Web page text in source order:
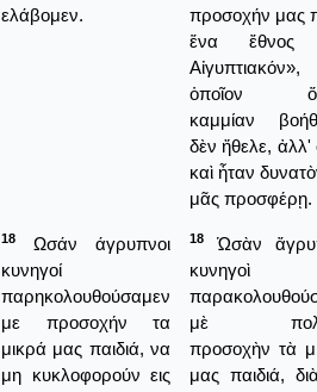
ελάβομεν.
προσοχήν μας
ἕνα ἔθνος
ὁποῖον
καμμίαν
δὲν ἤθελε, ἀλλ'
καὶ ἦταν
μᾶς προσφέρῃ.
18
Ωσάν άγρυπνοι
κυνηγοί
παρηκολουθούσαμεν
με προσοχήν τα
μικρά μας παιδιά, να
μη κυκλοφορούν εις
18
Ὡσὰν
κυνηγοὶ
μὲ
προσοχὴν τὰ
μας παιδιά,